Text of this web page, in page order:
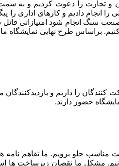
برگزار کردیم. سال دوم وزیرصنعت معدن و تجارت را
را انجام دادیم و کارهای اداری را
سنگ انجام شود امتیازاتی قائل
براساس طرح نهایی نمایشگاه
و نمایندگی های آنها در نمایشگاه حضور پیدا می کردند. ما هر سال بین 20 تا 30 درصد رشد
جلو برویم. ما تفاهم نامه
مشکل ما نقصان زیرساخت ها